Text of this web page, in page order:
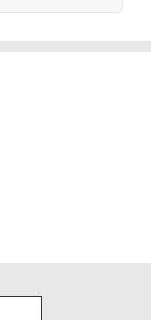
ミッドナイトブ
ミリリットル (Sm
(ジャンプコミッ